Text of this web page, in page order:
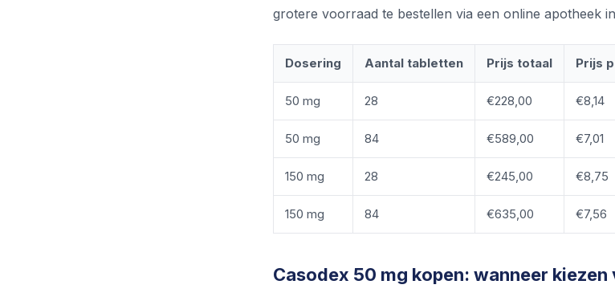
grotere voorraad te bestellen via een online apotheek
Dosering Aantal tabletten Prijs totaal Prijs
50 mg 28 €228,00 €8,14
50 mg 84 €589,00 €7,01
150 mg 28 €245,00 €8,75
150 mg 84 €635,00 €7,56
Casodex 50 mg kopen: wanneer